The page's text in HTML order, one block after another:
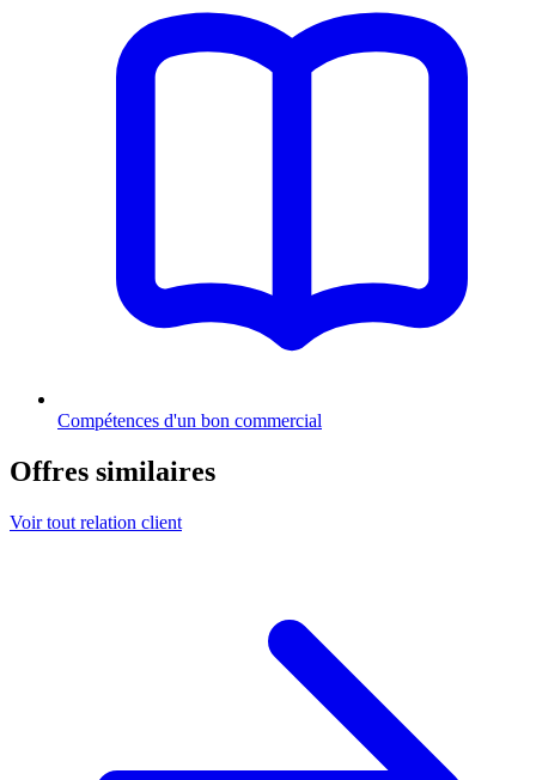
Compétences d'un bon commercial
Offres similaires
Voir tout relation client